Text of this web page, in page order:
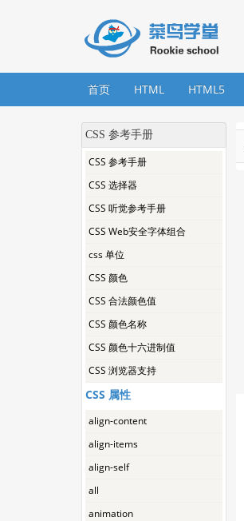
首页 HTML HTML5
CSS 参考手册
CSS 参考手册
CSS 选择器
CSS 听觉参考手册
CSS Web安全字体组合
css 单位
CSS 颜色
CSS 合法颜色值
CSS 颜色名称
CSS 颜色十六进制值
CSS 浏览器支持
CSS 属性
align-content
align-items
align-self
all
animation